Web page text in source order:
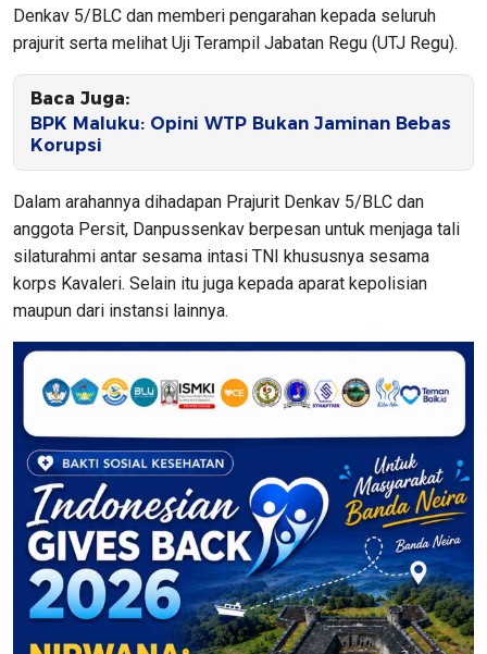
Denkav 5/BLC dan memberi pengarahan kepada seluruh
prajurit serta melihat Uji Terampil Jabatan Regu (UTJ Regu).
Baca Juga:
BPK Maluku: Opini WTP Bukan Jaminan Bebas
Korupsi
Dalam arahannya dihadapan Prajurit Denkav 5/BLC dan
anggota Persit, Danpussenkav berpesan untuk menjaga tali
silaturahmi antar sesama intasi TNI khususnya sesama
korps Kavaleri. Selain itu juga kepada aparat kepolisian
maupun dari instansi lainnya.